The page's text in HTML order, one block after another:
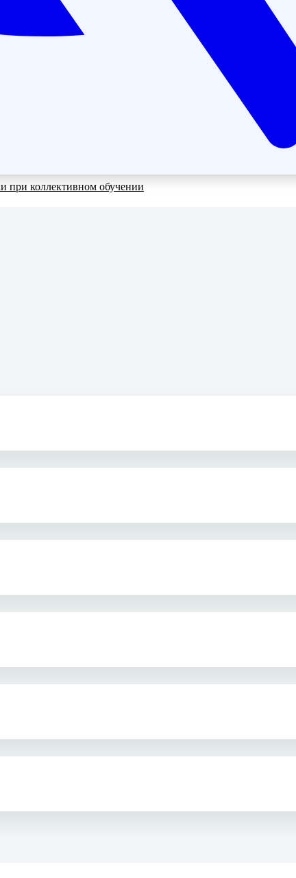
при коллективном обучении